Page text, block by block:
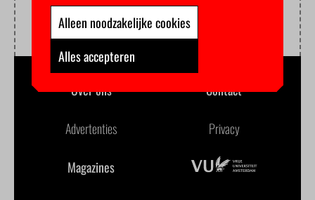
Over ons Contact
Advertenties Privacy
Magazines
Alleen noodzakelijke cookies
Alles accepteren